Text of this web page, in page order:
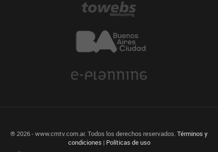
® 2026 - www.cmtv.com.ar. Todos los derechos reservados.Términos y
condiciones | Políticas de uso